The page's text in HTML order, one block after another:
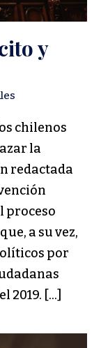
y
chilenos
la
redactada
proceso
a su vez,
por
2019. […]